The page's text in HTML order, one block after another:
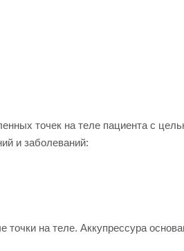
точек на теле пациента с
и заболеваний:
на теле. Аккупрессура